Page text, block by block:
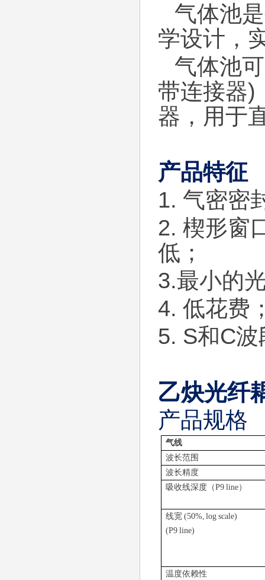
气体池
学设计，
气体池
带连接器)
器，用于
产品特征
1. 气密密
2. 楔形窗
低；
3.最小的
4. 低花费
5. S和C波
乙炔光纤
产品规格
气线
波长范围
波长精度
吸收线深度（P9 line）
线宽 (50%, log scale)
(P9 line)
温度依赖性